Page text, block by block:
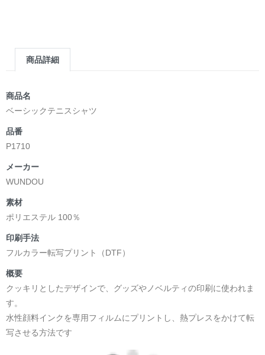
商品詳細
商品名
ベーシックテニスシャツ
品番
P1710
メーカー
WUNDOU
素材
ポリエステル 100％
印刷手法
フルカラー転写プリント（DTF）
概要
クッキリとしたデザインで、グッズやノベルティの印刷に使われま
す。
水性顔料インクを専用フィルムにプリントし、熱プレスをかけて転
写させる方法です